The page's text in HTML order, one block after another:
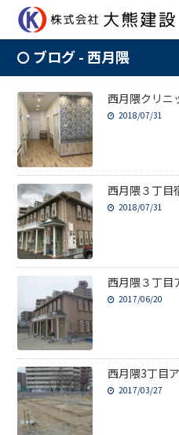
ブログ - 西月隈
西月隈クリ
2018/07/31
西月隈３丁
2018/07/31
西月隈３丁
2017/06/20
西月隈3丁目
2017/03/27